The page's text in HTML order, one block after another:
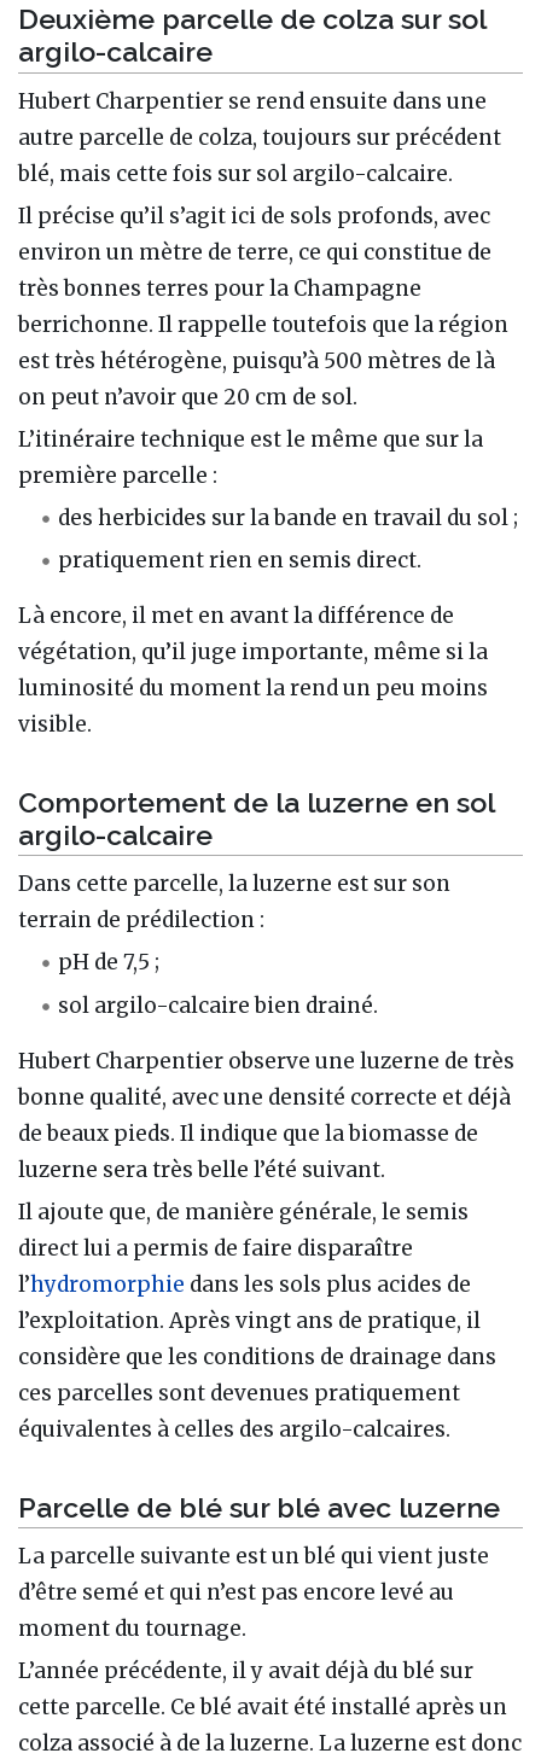
Deuxième parcelle de colza sur sol
argilo-calcaire
Hubert Charpentier se rend ensuite dans une
autre parcelle de colza, toujours sur précédent
blé, mais cette fois sur sol argilo-calcaire.
Il précise qu’il s’agit ici de sols profonds, avec
environ un mètre de terre, ce qui constitue de
très bonnes terres pour la Champagne
berrichonne. Il rappelle toutefois que la région
est très hétérogène, puisqu’à 500 mètres de là
on peut n’avoir que 20 cm de sol.
L’itinéraire technique est le même que sur la
première parcelle :
des herbicides sur la bande en travail du sol ;
pratiquement rien en semis direct.
Là encore, il met en avant la différence de
végétation, qu’il juge importante, même si la
luminosité du moment la rend un peu moins
visible.
Comportement de la luzerne en sol
argilo-calcaire
Dans cette parcelle, la luzerne est sur son
terrain de prédilection :
pH de 7,5 ;
sol argilo-calcaire bien drainé.
Hubert Charpentier observe une luzerne de très
bonne qualité, avec une densité correcte et déjà
de beaux pieds. Il indique que la biomasse de
luzerne sera très belle l’été suivant.
Il ajoute que, de manière générale, le semis
direct lui a permis de faire disparaître
l’hydromorphie dans les sols plus acides de
l’exploitation. Après vingt ans de pratique, il
considère que les conditions de drainage dans
ces parcelles sont devenues pratiquement
équivalentes à celles des argilo-calcaires.
Parcelle de blé sur blé avec luzerne
La parcelle suivante est un blé qui vient juste
d’être semé et qui n’est pas encore levé au
moment du tournage.
L’année précédente, il y avait déjà du blé sur
cette parcelle. Ce blé avait été installé après un
colza associé à de la luzerne. La luzerne est donc